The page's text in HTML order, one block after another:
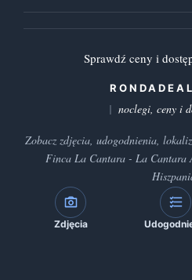
Sprawdź ceny i
noclegi, ceny i
Zobacz zdjęcia, udogodnienia,
Finca La Cantara - La Cantara
Zdjęcia